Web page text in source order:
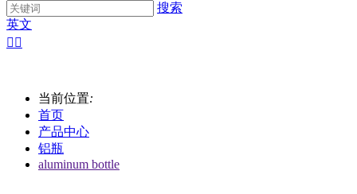
搜索
英文
 
当前位置:
首页
产品中心
铝瓶
aluminum bottle